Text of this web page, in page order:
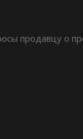
продавцу о